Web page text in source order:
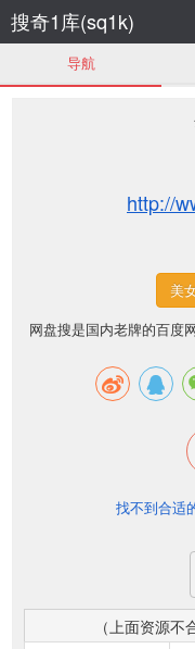
搜奇1库(sq1k)
导航
http://
美
网盘搜是国内老牌的百度
找不到合适
（上面资源不